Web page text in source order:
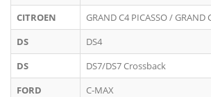
CITROEN
GRAND C4 PICASSO / GRAND
DS
DS4
DS
DS7/DS7 Crossback
FORD
C-MAX